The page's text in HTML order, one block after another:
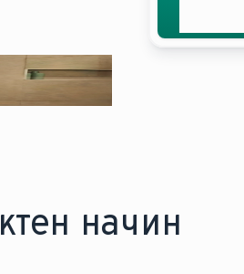
начин